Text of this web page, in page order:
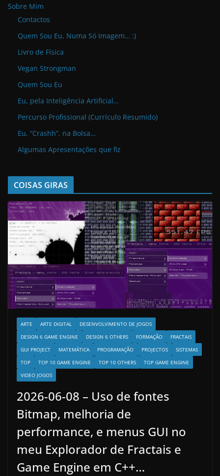
Sobre Mim
Contactos
Quem Sou Eu, Numa Só Imagem… :)
Livro de Física
Vegan Strongman
Quem Sou Eu
Eu, pela Inteligência Artificial…
Percurso Profissional (Currículo Resumido)
Eu, “Crashh”, na Bolsa…
Algumas Apresentações que fiz
COISAS GIRAS
ARTE ARTE DIGITAL
DESENVOLVIMENTO DE JOGOS
DESIGN 6 GAME ENGINE
DESIGN 6 OTHERS FORMAÇÃO
FRACTAIS
GUI PROJECT
MATEMÁTICA PROGRAMAÇÃO PROJECTOS
SISTEMAS
TOP
TOP 10 GAME ENGINE TOP 10 OTHERS
TOP GAME ENGINE
VIDEO JOGOS
2026-06-08 – Uso de fontes
Bitmap, melhoria de
performance, e menus GUI no
meu Explorador de Fractais e
Game Engine em C++…